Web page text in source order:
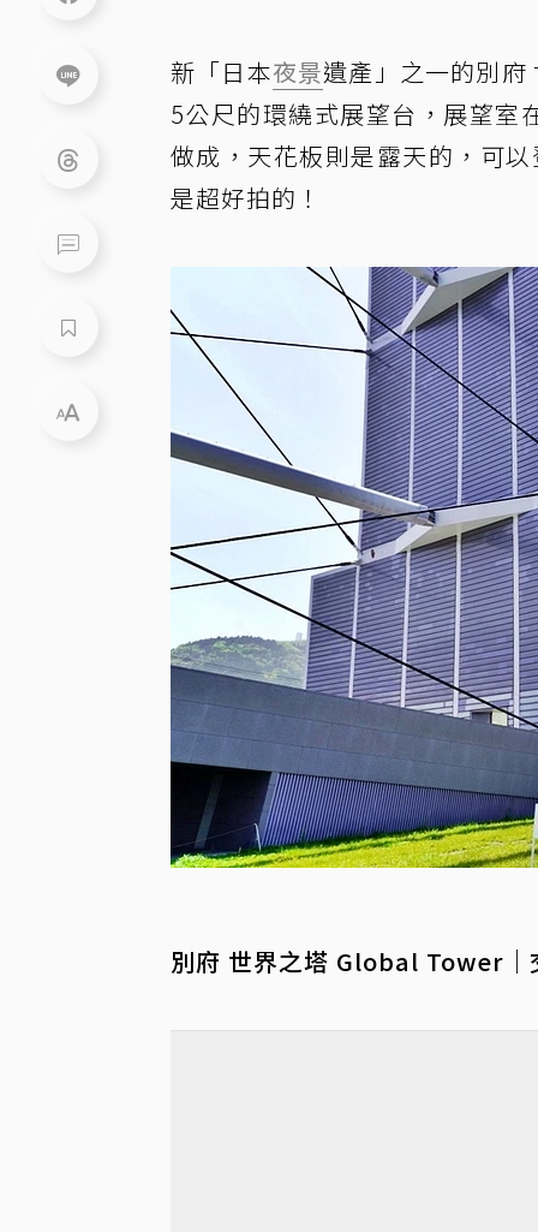
新「日本夜景遺產」之一的別
5公尺的環繞式展望台，展望室
做成，天花板則是露天的，可
是超好拍的！
別府 世界之塔 Global Tower｜